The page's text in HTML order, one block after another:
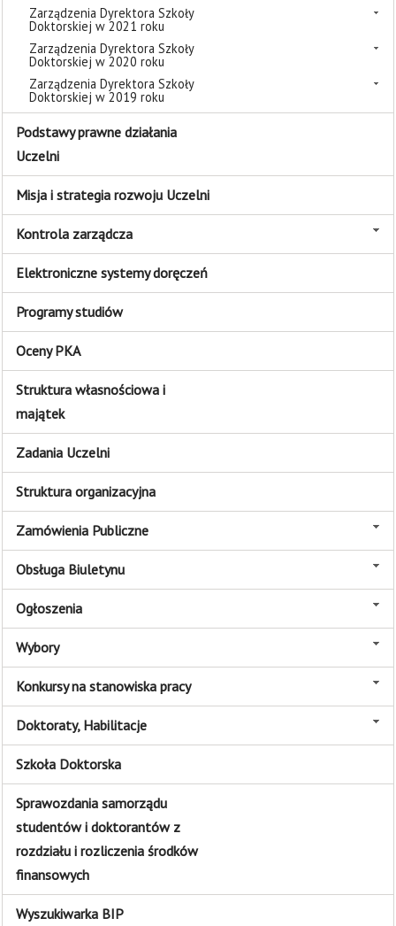
Zarządzenia Dyrektora Szkoły
Doktorskiej w 2021 roku
Zarządzenia Dyrektora Szkoły
Doktorskiej w 2020 roku
Zarządzenia Dyrektora Szkoły
Doktorskiej w 2019 roku
Podstawy prawne działania
Uczelni
Misja i strategia rozwoju Uczelni
Kontrola zarządcza
Elektroniczne systemy doręczeń
Programy studiów
Oceny PKA
Struktura własnościowa i
majątek
Zadania Uczelni
Struktura organizacyjna
Zamówienia Publiczne
Obsługa Biuletynu
Ogłoszenia
Wybory
Konkursy na stanowiska pracy
Doktoraty, Habilitacje
Szkoła Doktorska
Sprawozdania samorządu
studentów i doktorantów z
rozdziału i rozliczenia środków
finansowych
Wyszukiwarka BIP